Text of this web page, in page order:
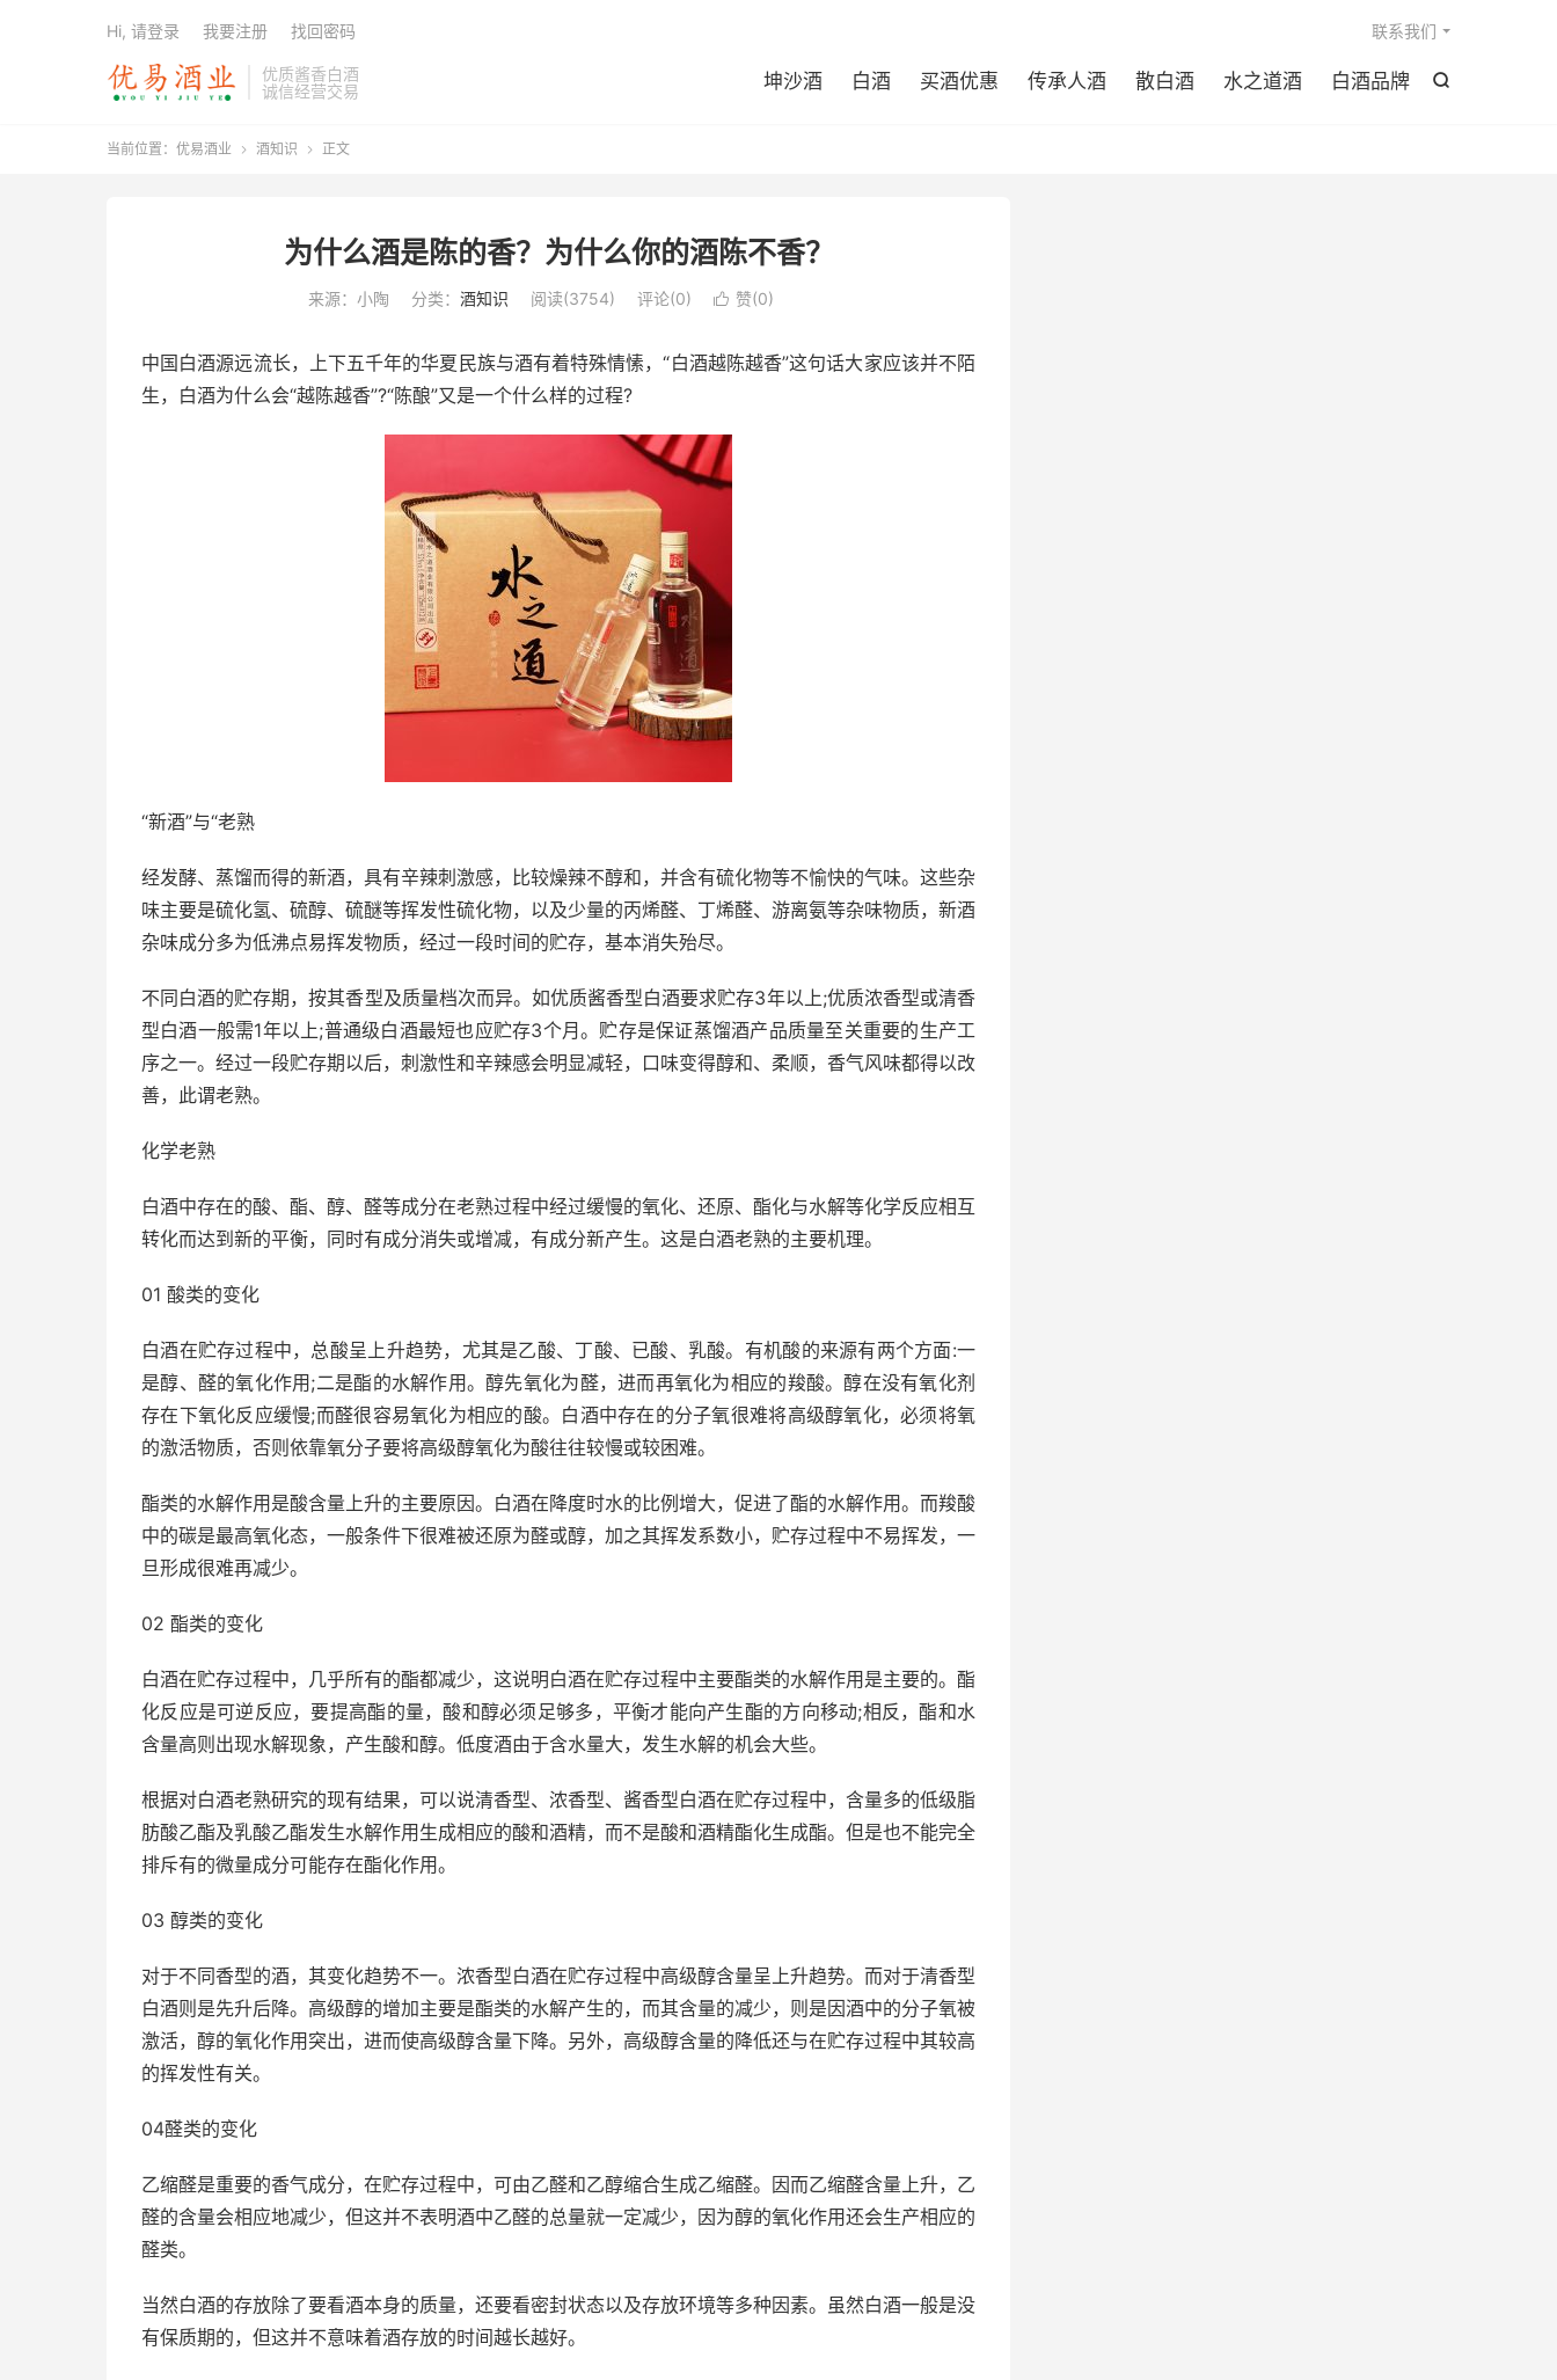
优质酱香白酒
诚信经营交易

坤沙酒 白酒 买酒优惠 传承人酒 散白酒 水之道酒 白酒品牌
联系我们
Hi, 请登录 我要注册 找回密码
当前位置： 优易酒业  酒知识  正文
为什么酒是陈的香？为什么你的酒陈不香？
来源：小陶 分类： 酒知识 阅读(3754) 评论(0)  赞(0)
中国白酒源远流长，上下五千年的华夏民族与酒有着特殊情愫，“白酒越陈越香”这句话大家应该并不陌
生，白酒为什么会“越陈越香”?“陈酿”又是一个什么样的过程?
“新酒”与“老熟
经发酵、蒸馏而得的新酒，具有辛辣刺激感，比较燥辣不醇和，并含有硫化物等不愉快的气味。这些杂
味主要是硫化氢、硫醇、硫醚等挥发性硫化物，以及少量的丙烯醛、丁烯醛、游离氨等杂味物质，新酒
杂味成分多为低沸点易挥发物质，经过一段时间的贮存，基本消失殆尽。
不同白酒的贮存期，按其香型及质量档次而异。如优质酱香型白酒要求贮存3年以上;优质浓香型或清香
型白酒一般需1年以上;普通级白酒最短也应贮存3个月。贮存是保证蒸馏酒产品质量至关重要的生产工
序之一。经过一段贮存期以后，刺激性和辛辣感会明显减轻，口味变得醇和、柔顺，香气风味都得以改
善，此谓老熟。
化学老熟
白酒中存在的酸、酯、醇、醛等成分在老熟过程中经过缓慢的氧化、还原、酯化与水解等化学反应相互
转化而达到新的平衡，同时有成分消失或增减，有成分新产生。这是白酒老熟的主要机理。
01 酸类的变化
白酒在贮存过程中，总酸呈上升趋势，尤其是乙酸、丁酸、已酸、乳酸。有机酸的来源有两个方面:一
是醇、醛的氧化作用;二是酯的水解作用。醇先氧化为醛，进而再氧化为相应的羧酸。醇在没有氧化剂
存在下氧化反应缓慢;而醛很容易氧化为相应的酸。白酒中存在的分子氧很难将高级醇氧化，必须将氧
的激活物质，否则依靠氧分子要将高级醇氧化为酸往往较慢或较困难。
酯类的水解作用是酸含量上升的主要原因。白酒在降度时水的比例增大，促进了酯的水解作用。而羧酸
中的碳是最高氧化态，一般条件下很难被还原为醛或醇，加之其挥发系数小，贮存过程中不易挥发，一
旦形成很难再减少。
02 酯类的变化
白酒在贮存过程中，几乎所有的酯都减少，这说明白酒在贮存过程中主要酯类的水解作用是主要的。酯
化反应是可逆反应，要提高酯的量，酸和醇必须足够多，平衡才能向产生酯的方向移动;相反，酯和水
含量高则出现水解现象，产生酸和醇。低度酒由于含水量大，发生水解的机会大些。
根据对白酒老熟研究的现有结果，可以说清香型、浓香型、酱香型白酒在贮存过程中，含量多的低级脂
肪酸乙酯及乳酸乙酯发生水解作用生成相应的酸和酒精，而不是酸和酒精酯化生成酯。但是也不能完全
排斥有的微量成分可能存在酯化作用。
03 醇类的变化
对于不同香型的酒，其变化趋势不一。浓香型白酒在贮存过程中高级醇含量呈上升趋势。而对于清香型
白酒则是先升后降。高级醇的增加主要是酯类的水解产生的，而其含量的减少，则是因酒中的分子氧被
激活，醇的氧化作用突出，进而使高级醇含量下降。另外，高级醇含量的降低还与在贮存过程中其较高
的挥发性有关。
04醛类的变化
乙缩醛是重要的香气成分，在贮存过程中，可由乙醛和乙醇缩合生成乙缩醛。因而乙缩醛含量上升，乙
醛的含量会相应地减少，但这并不表明酒中乙醛的总量就一定减少，因为醇的氧化作用还会生产相应的
醛类。
当然白酒的存放除了要看酒本身的质量，还要看密封状态以及存放环境等多种因素。虽然白酒一般是没
有保质期的，但这并不意味着酒存放的时间越长越好。